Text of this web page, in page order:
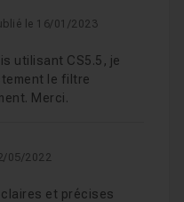
/ les détails
le 16/01/2023
utilisant CS5.5, je
le filtre
Merci.
05/2022
et précises